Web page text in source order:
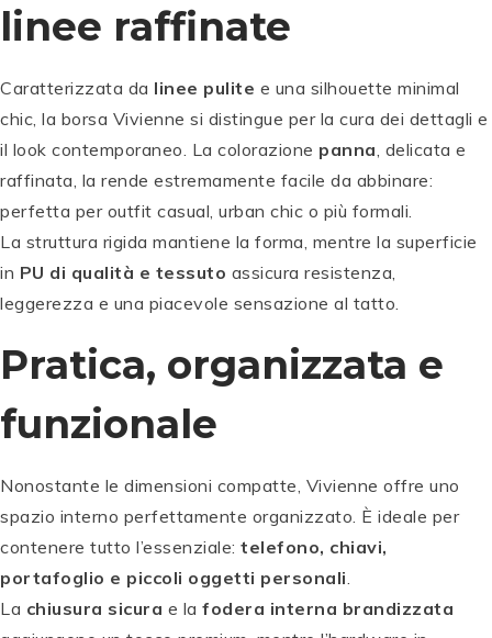
linee raffinate
Caratterizzata da linee pulite e una silhouette minimal
chic, la borsa Vivienne si distingue per la cura dei dettagli e
il look contemporaneo. La colorazione panna , delicata e
raffinata, la rende estremamente facile da abbinare:
perfetta per outfit casual, urban chic o più formali.
La struttura rigida mantiene la forma, mentre la superficie
in PU di qualità e tessuto assicura resistenza,
leggerezza e una piacevole sensazione al tatto.
Pratica, organizzata e
funzionale
Nonostante le dimensioni compatte, Vivienne offre uno
spazio interno perfettamente organizzato. È ideale per
contenere tutto l’essenziale: telefono, chiavi,
portafoglio e piccoli oggetti personali
La chiusura sicura e la fodera interna brandizzata